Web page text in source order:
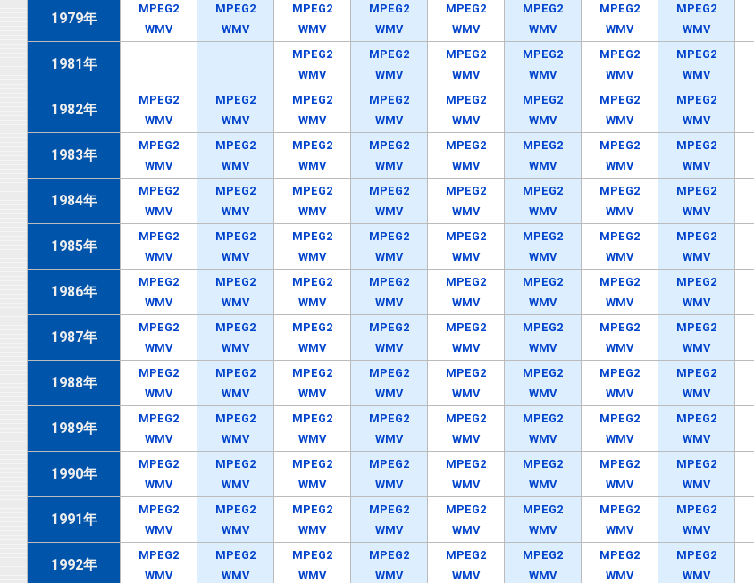
1979年
MPEG2
WMV
MPEG2
WMV
MPEG2
WMV
MPEG2
WMV
MPEG2
WMV
MPEG2
WMV
MPEG2
WMV
MPEG2
WMV
1981年
MPEG2
WMV
MPEG2
WMV
MPEG2
WMV
MPEG2
WMV
MPEG2
WMV
MPEG2
WMV
1982年
MPEG2
WMV
MPEG2
WMV
MPEG2
WMV
MPEG2
WMV
MPEG2
WMV
MPEG2
WMV
MPEG2
WMV
MPEG2
WMV
1983年
MPEG2
WMV
MPEG2
WMV
MPEG2
WMV
MPEG2
WMV
MPEG2
WMV
MPEG2
WMV
MPEG2
WMV
MPEG2
WMV
1984年
MPEG2
WMV
MPEG2
WMV
MPEG2
WMV
MPEG2
WMV
MPEG2
WMV
MPEG2
WMV
MPEG2
WMV
MPEG2
WMV
1985年
MPEG2
WMV
MPEG2
WMV
MPEG2
WMV
MPEG2
WMV
MPEG2
WMV
MPEG2
WMV
MPEG2
WMV
MPEG2
WMV
1986年
MPEG2
WMV
MPEG2
WMV
MPEG2
WMV
MPEG2
WMV
MPEG2
WMV
MPEG2
WMV
MPEG2
WMV
MPEG2
WMV
1987年
MPEG2
WMV
MPEG2
WMV
MPEG2
WMV
MPEG2
WMV
MPEG2
WMV
MPEG2
WMV
MPEG2
WMV
MPEG2
WMV
1988年
MPEG2
WMV
MPEG2
WMV
MPEG2
WMV
MPEG2
WMV
MPEG2
WMV
MPEG2
WMV
MPEG2
WMV
MPEG2
WMV
1989年
MPEG2
WMV
MPEG2
WMV
MPEG2
WMV
MPEG2
WMV
MPEG2
WMV
MPEG2
WMV
MPEG2
WMV
MPEG2
WMV
1990年
MPEG2
WMV
MPEG2
WMV
MPEG2
WMV
MPEG2
WMV
MPEG2
WMV
MPEG2
WMV
MPEG2
WMV
MPEG2
WMV
1991年
MPEG2
WMV
MPEG2
WMV
MPEG2
WMV
MPEG2
WMV
MPEG2
WMV
MPEG2
WMV
MPEG2
WMV
MPEG2
WMV
1992年
MPEG2
WMV
MPEG2
WMV
MPEG2
WMV
MPEG2
WMV
MPEG2
WMV
MPEG2
WMV
MPEG2
WMV
MPEG2
WMV